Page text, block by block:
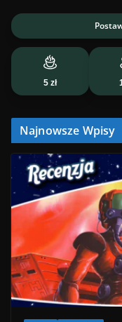
5 zł
Najnowsze Wpisy